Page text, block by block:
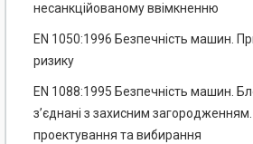
несанкційованому ввімкненню
EN 1050:1996 Безпечність машин.
ризику
EN 1088:1995 Безпечність машин.
з’єднані з захисним
проектування та вибирання